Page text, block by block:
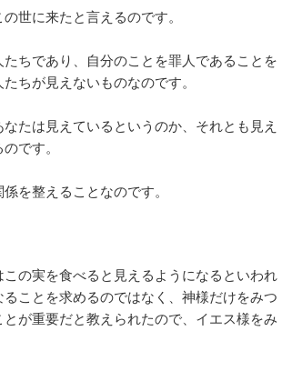
世に来たと言えるのです。
ちであり、自分のことを罪人であることを
ちが見えないものなのです。
たは見えているというのか、それとも見え
です。
を整えることなのです。
の実を食べると見えるようになるといわれ
ことを求めるのではなく、神様だけをみつ
が重要だと教えられたので、イエス様をみ